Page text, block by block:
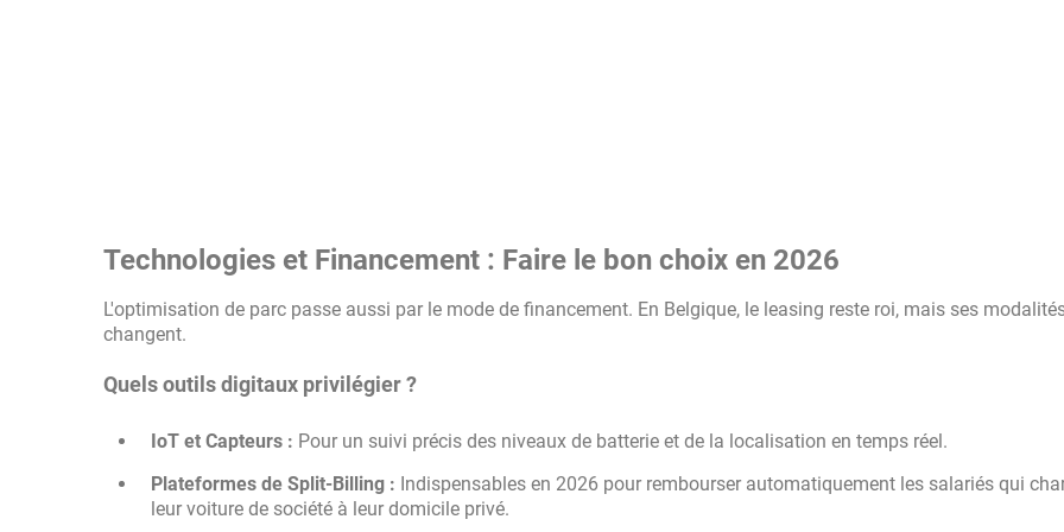
Technologies et Financement : Faire le bon choix en 2026
L'optimisation de parc passe aussi par le mode de financement. En Belgique, le leasing reste roi, mais ses
changent.
Quels outils digitaux privilégier ?
IoT et Capteurs : Pour un suivi précis des niveaux de batterie et de la localisation en temps réel.
Plateformes de Split-Billing : Indispensables en 2026 pour rembourser automatiquement les salariés qui
leur voiture de société à leur domicile privé.